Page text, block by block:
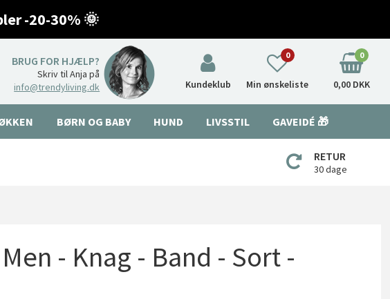
-20-30% 🌞
BRUG FOR HJÆLP?
Skriv til Anja på
info@trendyliving.dk
Kundeklub Min ønskeliste
0 0
0,00 DKK
BØRN OG BABY HUND LIVSSTIL GAVEIDÉ 🎁
RETUR
30 dage
- Knag - Band - Sort -